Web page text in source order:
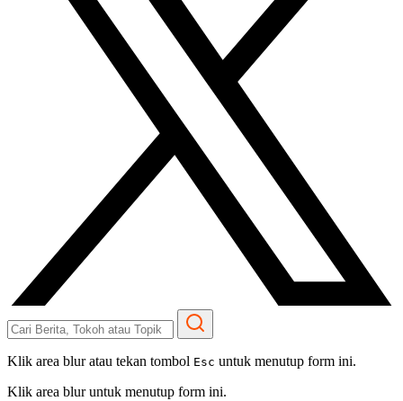
Klik area blur atau tekan tombol Esc untuk menutup form ini.
Klik area blur untuk menutup form ini.